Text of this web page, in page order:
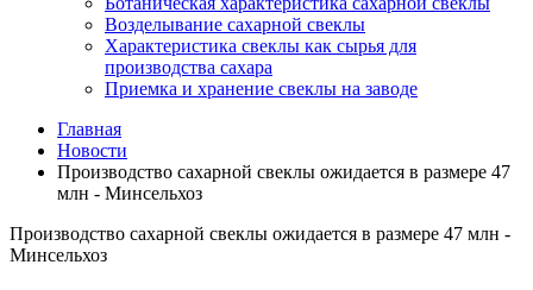
Возделывание сахарной свеклы
Характеристика свеклы как сырья для
производства сахара
Приемка и хранение свеклы на заводе
Главная
Новости
Производство сахарной свеклы ожидается в размере 47
млн - Минсельхоз
Производство сахарной свеклы ожидается в размере 47 млн -
Минсельхоз